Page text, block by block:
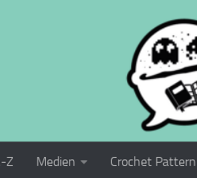
Z Medien Crochet Pattern